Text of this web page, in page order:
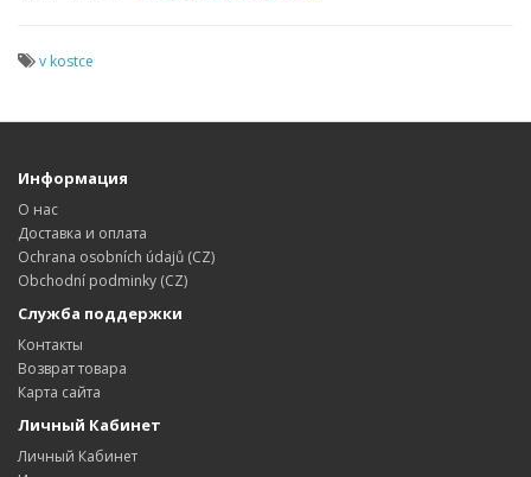
v kostce
Информация
О нас
Доставка и оплата
Ochrana osobních údajů (CZ)
Obchodní podminky (CZ)
Служба поддержки
Контакты
Возврат товара
Карта сайта
Личный Кабинет
Личный Кабинет